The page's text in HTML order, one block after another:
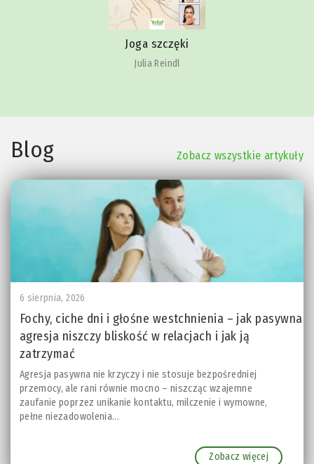
Joga szczęki
Julia Reindl
Blog Zobacz wszystkie artykuły
6 sierpnia, 2026
Fochy, ciche dni i głośne westchnienia – jak pasywna
agresja niszczy bliskość w relacjach i jak ją
zatrzymać
Agresja pasywna nie krzyczy i nie stosuje bezpośredniej
przemocy, ale rani równie mocno – niszcząc wzajemne
zaufanie poprzez unikanie kontaktu, milczenie i wymowne,
pełne niezadowolenia...
Zobacz więcej